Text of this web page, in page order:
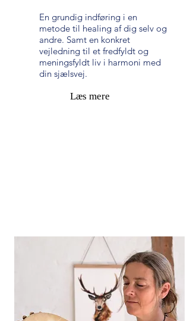
En grundig indføring i en
metode til healing af dig selv og
andre. Samt en konkret
vejledning til et fredfyldt og
meningsfyldt liv i harmoni med
din sjælsvej.
Læs mere